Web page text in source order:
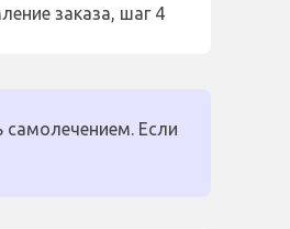
самолечением. Если